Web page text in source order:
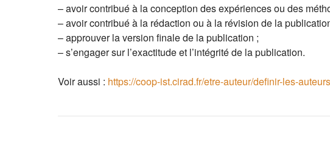
– avoir contribué à la conception des expériences ou des
– avoir contribué à la rédaction ou à la révision de la
– approuver la version finale de la publication ;
– s’engager sur l’exactitude et l’intégrité de la publication.
Voir aussi : https://coop-ist.cirad.fr/etre-auteur/definir-les-